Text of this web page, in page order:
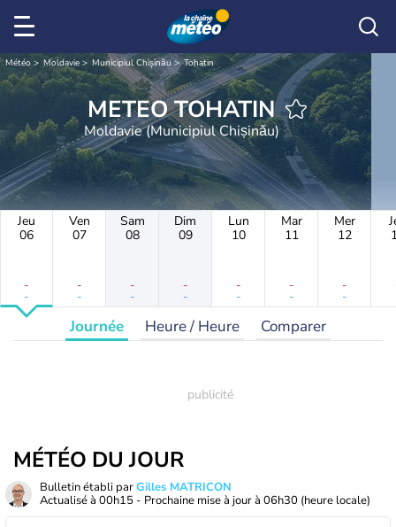
Météo Moldavie Municipiul Chișinău Tohatin
METEO TOHATIN
Moldavie (Municipiul Chișinău)
Jeu
06
-
-
Ven
07
-
-
Sam
08
-
-
Dim
09
-
-
Lun
10
-
-
Mar
11
-
-
Mer
12
-
-
Journée Heure / Heure Comparer
MÉTÉO DU JOUR
Bulletin établi parGilles MATRICON
Actualisé à 00h15 - Prochaine mise à jour à 06h30 (heure locale)